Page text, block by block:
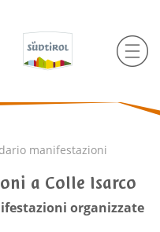
manifestazioni
a Colle Isarco
organizzate